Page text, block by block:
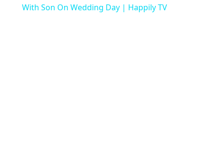
With Son On Wedding Day | Happily TV